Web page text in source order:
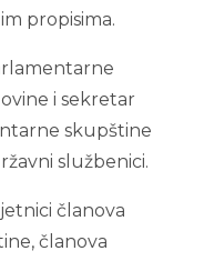
propisima.
i sekretar
skupštine
službenici.
članova
članova